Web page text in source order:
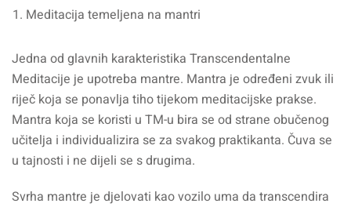
Meditacija temeljena na mantri
Jedna od glavnih karakteristika Transcendentalne
Meditacije je upotreba mantre. Mantra je određeni zvuk ili
riječ koja se ponavlja tiho tijekom meditacijske prakse.
Mantra koja se koristi u TM-u bira se od strane obučenog
učitelja i individualizira se za svakog praktikanta. Čuva se
u tajnosti i ne dijeli se s drugima.
Svrha mantre je djelovati kao vozilo uma da transcendira